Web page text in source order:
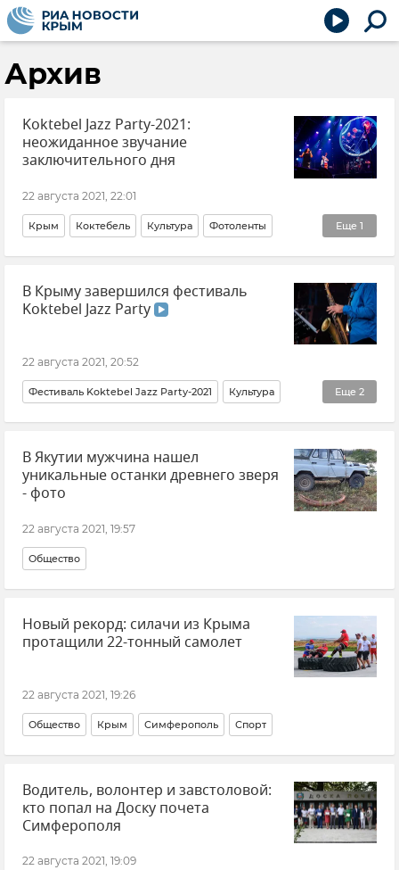
Архив
Koktebel Jazz Party-2021:
неожиданное звучание
заключительного дня
22 августа 2021, 22:01
Еще 1
Крым Коктебель Культура Фотоленты
Визуал
В Крыму завершился фестиваль
Koktebel Jazz Party
22 августа 2021, 20:52
Еще 2
Фестиваль Koktebel Jazz Party-2021 Культура
Крым Коктебель
В Якутии мужчина нашел
уникальные останки древнего зверя
- фото
22 августа 2021, 19:57
Общество
Новый рекорд: силачи из Крыма
протащили 22-тонный самолет
22 августа 2021, 19:26
Общество Крым Симферополь Спорт
Водитель, волонтер и завстоловой:
кто попал на Доску почета
Симферополя
22 августа 2021, 19:09